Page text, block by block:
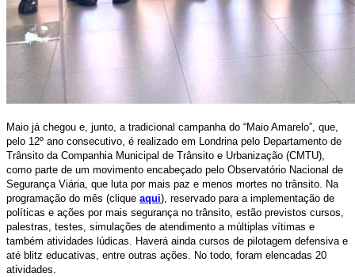
Maio já chegou e, junto, a tradicional campanha do “Maio Amarelo”, que,
pelo 12º ano consecutivo, é realizado em Londrina pelo Departamento de
Trânsito da Companhia Municipal de Trânsito e Urbanização (CMTU),
como parte de um movimento encabeçado pelo Observatório Nacional de
Segurança Viária, que luta por mais paz e menos mortes no trânsito. Na
programação do mês (clique aqui), reservado para a implementação de
políticas e ações por mais segurança no trânsito, estão previstos cursos,
palestras, testes, simulações de atendimento a múltiplas vítimas e
também atividades lúdicas. Haverá ainda cursos de pilotagem defensiva e
até blitz educativas, entre outras ações. No todo, foram elencadas 20
atividades.